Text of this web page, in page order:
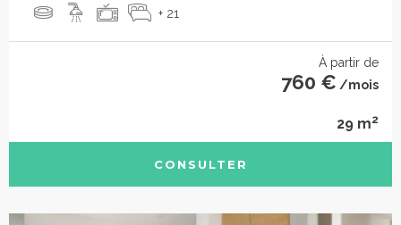
+ 21
À partir de
760 € /mois
29 m2
CONSULTER